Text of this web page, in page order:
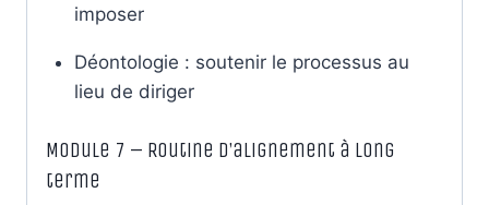
imposer
Déontologie : soutenir le processus au
lieu de diriger
Module 7 – Routine d’alignement à long
terme